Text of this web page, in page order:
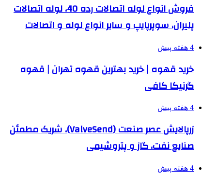
فروش انواع لوله اتصالات رده 40، لوله اتصالات
پلیران، سوپرپایپ و سایر انواع لوله و اتصالات
4 هفته پیش
خرید قهوه | خرید بهترین قهوه تهران | قهوه
گرنیکا کافی
4 هفته پیش
زرپالایش عصر صنعت (ValveSend)، شریک مطمئن
صنایع نفت، گاز و پتروشیمی
4 هفته پیش